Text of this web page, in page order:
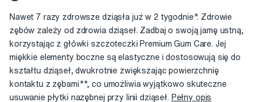
Nawet 7 razy zdrowsze dziąsła już w 2 tygodnie*. Zdrowie
zębów zależy od zdrowia dziąseł. Zadbaj o swoją jamę ustną,
korzystając z główki szczoteczki Premium Gum Care. Jej
miękkie elementy boczne są elastyczne i dostosowują się do
kształtu dziąseł, dwukrotnie zwiększając powierzchnię
kontaktu z zębami**, co umożliwia wyjątkowo skuteczne
usuwanie płytki nazębnej przy linii dziąseł. Pełny opis